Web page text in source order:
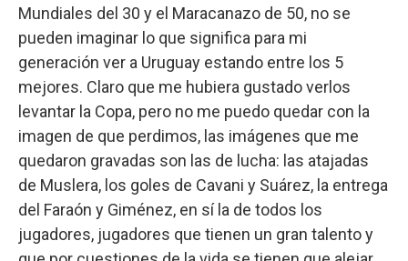
Mundiales del 30 y el Maracanazo de 50, no se
pueden imaginar lo que significa para mi
generación ver a Uruguay estando entre los 5
mejores. Claro que me hubiera gustado verlos
levantar la Copa, pero no me puedo quedar con la
imagen de que perdimos, las imágenes que me
quedaron gravadas son las de lucha: las atajadas
de Muslera, los goles de Cavani y Suárez, la entrega
del Faraón y Giménez, en sí la de todos los
jugadores, jugadores que tienen un gran talento y